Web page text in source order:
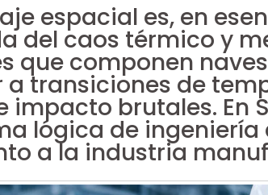
espacial es, en
del caos térmico y
que componen
a transiciones de
impacto brutales. En
lógica de
a la industria